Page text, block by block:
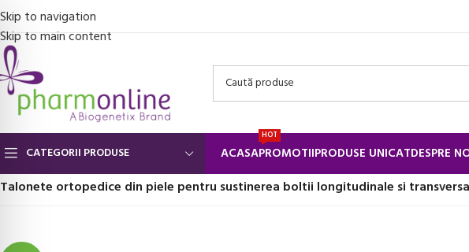
Skip to navigation
Skip to main content
CATEGORII PRODUSE ACASAPROMOTII
HOT
PRODUSE UNICATDESPRE
Talonete ortopedice din piele pentru sustinerea boltii longitudinale si